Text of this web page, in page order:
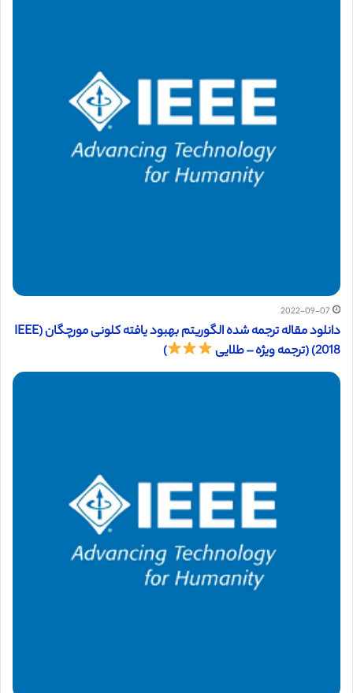
2022-09-07
دانلود مقاله ترجمه شده الگوریتم بهبود یافته کلونی مورچگان (IEEE
2018) (ترجمه ویژه – طلایی
)